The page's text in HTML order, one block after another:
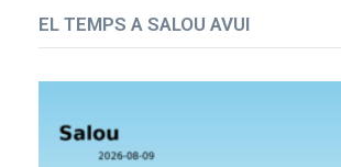
EL TEMPS A SALOU AVUI